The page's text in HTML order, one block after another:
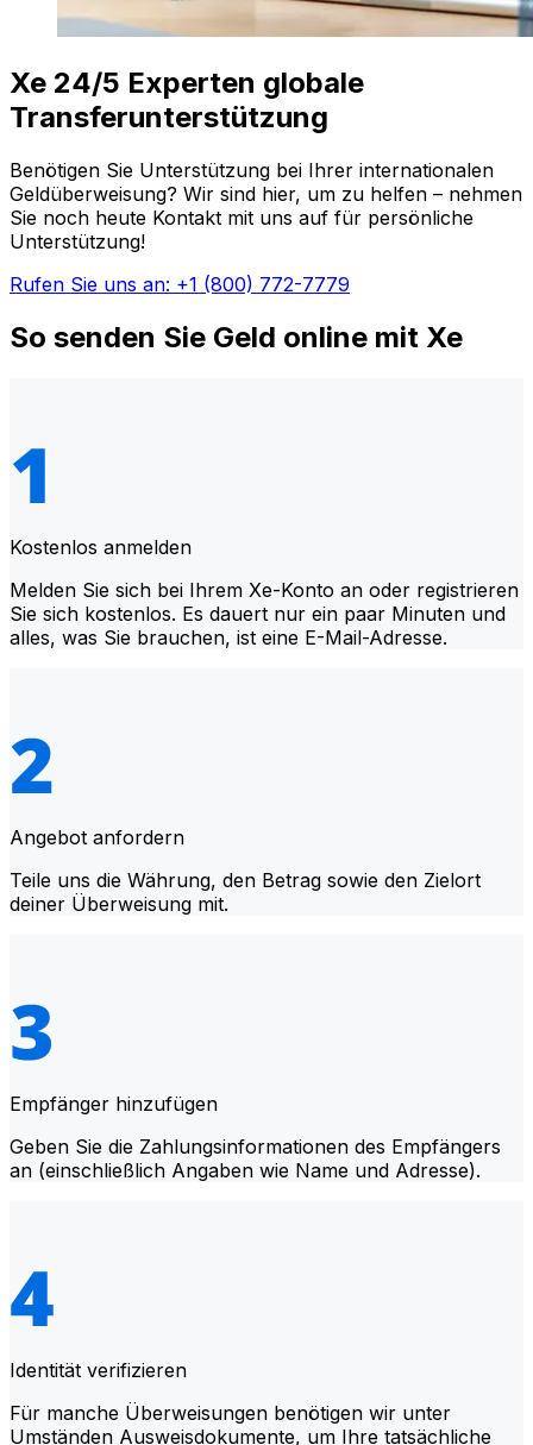
Xe 24/5 Experten globale
Transferunterstützung
Benötigen Sie Unterstützung bei Ihrer internationalen
Geldüberweisung? Wir sind hier, um zu helfen – nehmen
Sie noch heute Kontakt mit uns auf für persönliche
Unterstützung!
Rufen Sie uns an: +1 (800) 772-7779
So senden Sie Geld online mit Xe
Kostenlos anmelden
Melden Sie sich bei Ihrem Xe-Konto an oder registrieren
Sie sich kostenlos. Es dauert nur ein paar Minuten und
alles, was Sie brauchen, ist eine E-Mail-Adresse.
Angebot anfordern
Teile uns die Währung, den Betrag sowie den Zielort
deiner Überweisung mit.
Empfänger hinzufügen
Geben Sie die Zahlungsinformationen des Empfängers
an (einschließlich Angaben wie Name und Adresse).
Identität verifizieren
Für manche Überweisungen benötigen wir unter
Umständen Ausweisdokumente, um Ihre tatsächliche